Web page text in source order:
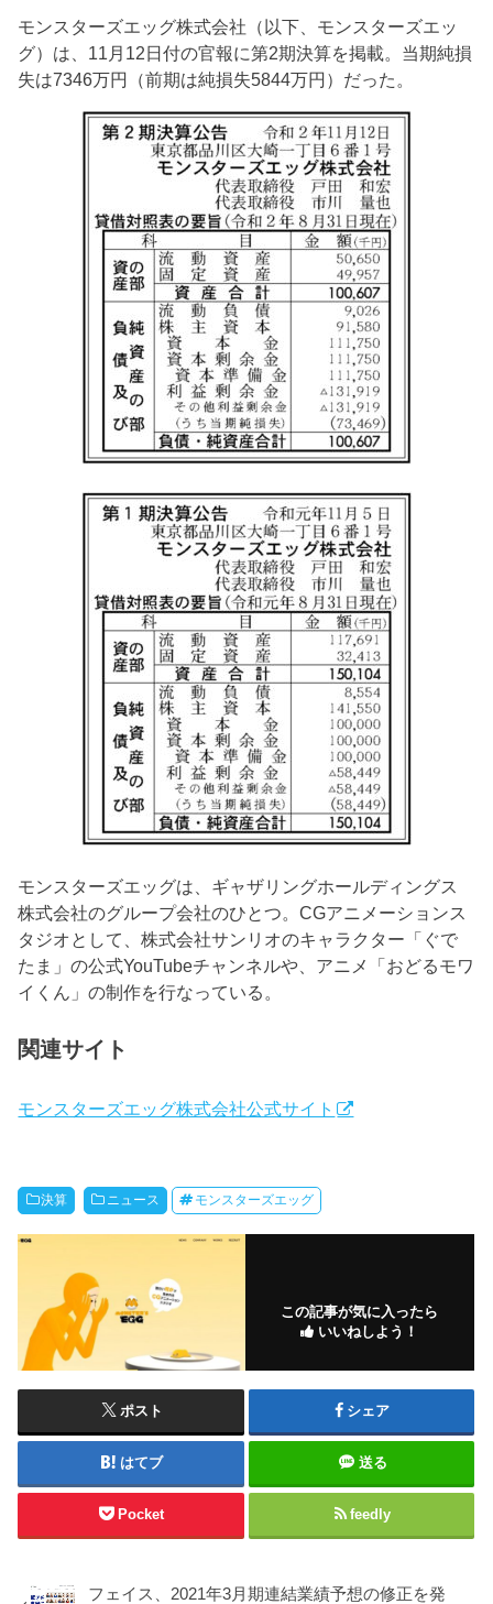
モンスターズエッグ株式会社（以下、モンスターズエッ
グ）は、11月12日付の官報に第2期決算を掲載。当期純損
失は7346万円（前期は純損失5844万円）だった。
モンスターズエッグは、ギャザリングホールディングス
株式会社のグループ会社のひとつ。CGアニメーションス
タジオとして、株式会社サンリオのキャラクター「ぐで
たま」の公式YouTubeチャンネルや、アニメ「おどるモワ
イくん」の制作を行なっている。
関連サイト
モンスターズエッグ株式会社公式サイト
決算 ニュース モンスターズエッグ
この記事が気に入ったら
いいねしよう！
ポスト シェア
はてブ 送る
Pocket feedly
フェイス、2021年3月期連結業績予想の修正を発